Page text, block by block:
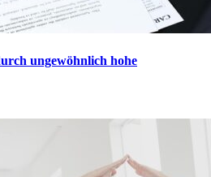
ungewöhnlich hohe